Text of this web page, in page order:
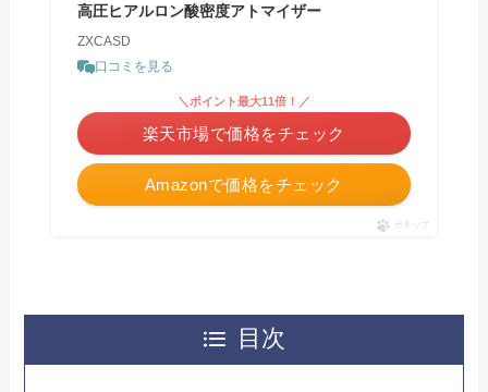
高圧ヒアルロン酸密度アトマイザー
ZXCASD
口コミを見る
Amazonで価格をチェック
＼ポイント最大11倍！／
楽天市場で価格をチェック
ポチップ
目次